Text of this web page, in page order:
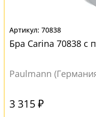
70838
Бра Carina 70838 с
Paulmann
3 315 ₽